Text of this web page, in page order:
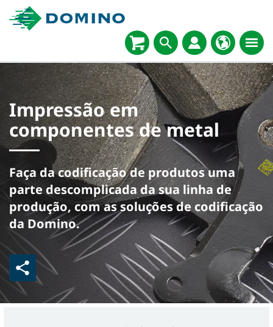
Impressão em
componentes de metal
Faça da codificação de produtos uma
parte descomplicada da sua linha de
produção, com as soluções de codificação
da Domino.